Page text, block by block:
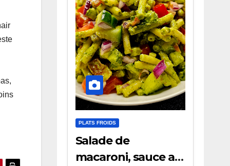
PLATS FROIDS
Salade de
macaroni, sauce au